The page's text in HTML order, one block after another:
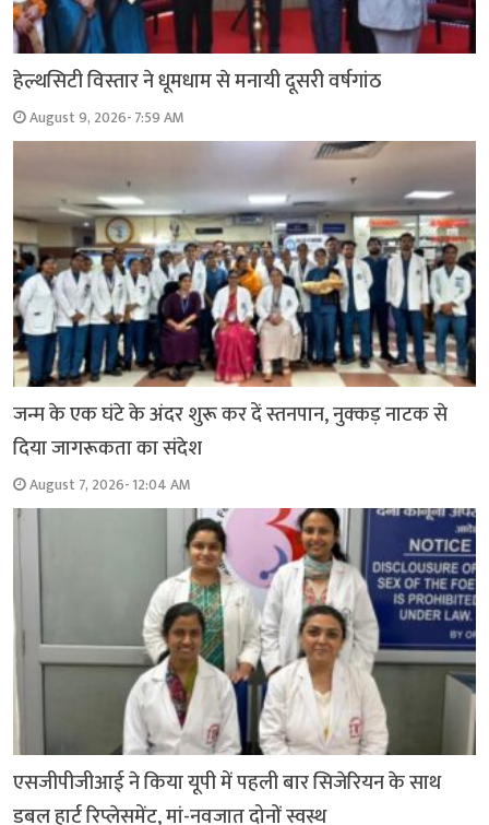
हेल्थसिटी विस्तार ने धूमधाम से मनायी दूसरी वर्षगांठ
August 9, 2026- 7:59 AM
जन्म के एक घंटे के अंदर शुरू कर दें स्तनपान, नुक्कड़ नाटक से
दिया जागरूकता का संदेश
August 7, 2026- 12:04 AM
एसजीपीजीआई ने किया यूपी में पहली बार सिजेरियन के साथ
डबल हार्ट रिप्लेसमेंट, मां-नवजात दोनों स्वस्थ